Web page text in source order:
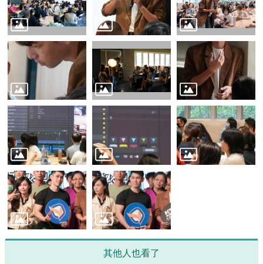
便
民
服
公
開
資
訊
網
站
導
覽
局
長
信
其他人也看了